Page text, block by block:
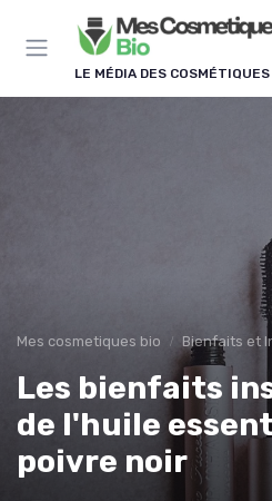
LE MÉDIA DES COSMÉTIQUES
Mes cosmetiques bio Bienfaits et
Les bienfaits
de l'huile
poivre noir
Panneau de gestion des cookies